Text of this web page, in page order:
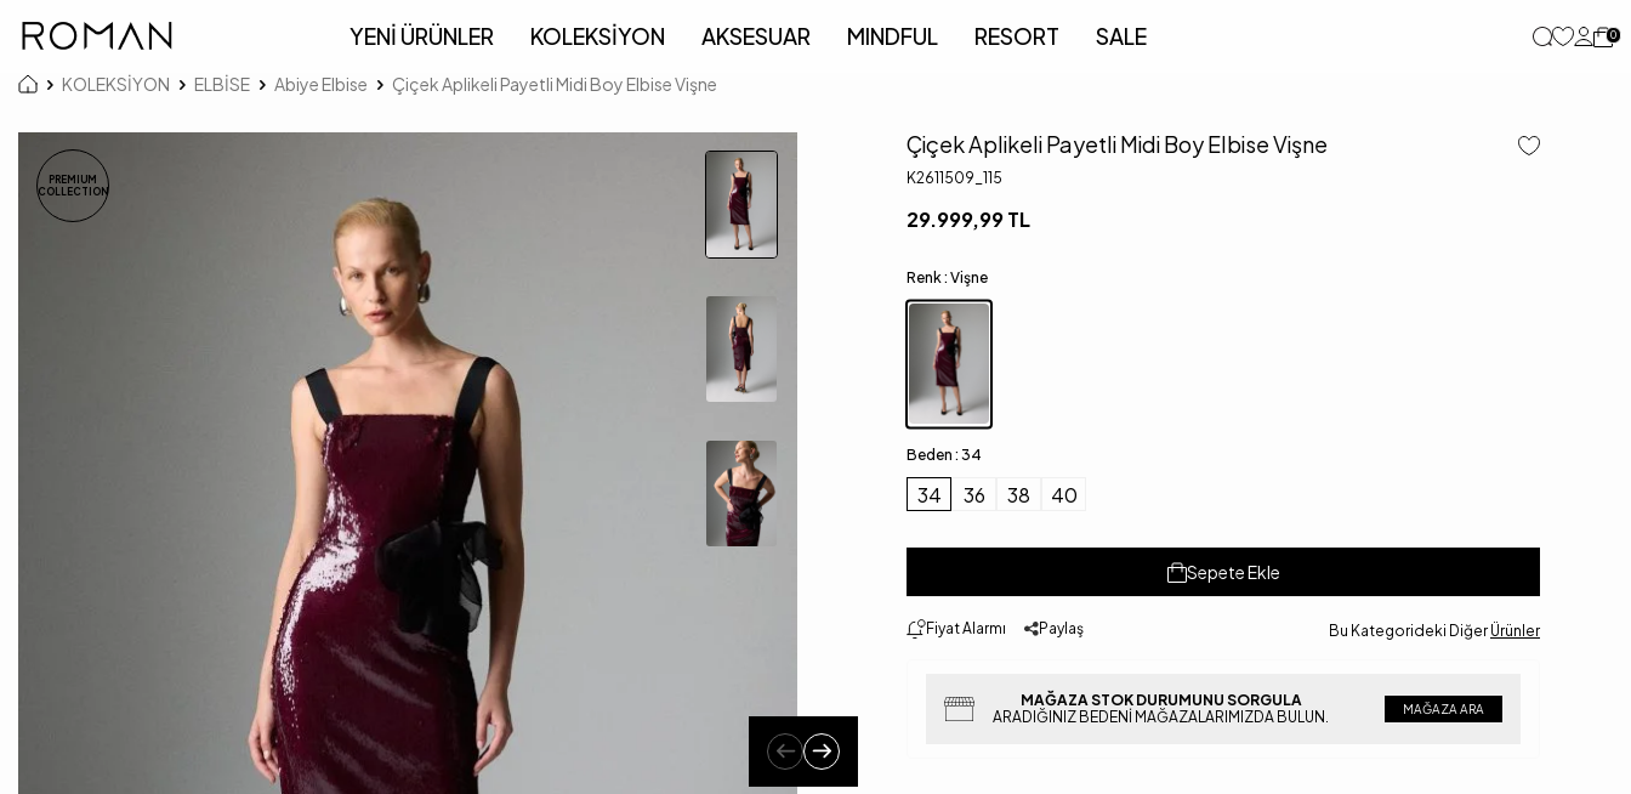
YENİ ÜRÜNLER KOLEKSİYON AKSESUAR MINDFUL RESORT SALE 0
KOLEKSİYON ELBİSE Abiye Elbise Çiçek Aplikeli Payetli Midi Boy Elbise Vişne
PREMIUM
COLLECTION
Çiçek Aplikeli Payetli Midi Boy Elbise Vişne
K2611509_115
29.999,99TL
Renk : Vişne
Beden : 34
34 36 38 40
Sepete Ekle
Fiyat Alarmı Paylaş Bu Kategorideki Diğer Ürünler
MAĞAZA STOK DURUMUNU SORGULA
ARADIĞINIZ BEDENI MAĞAZALARIMIZDA BULUN.
MAĞAZA ARA